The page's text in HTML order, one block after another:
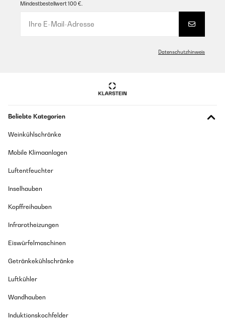
Mindestbestellwert 100 €.
Datenschutzhinweis
Beliebte Kategorien
Weinkühlschränke
Mobile Klimaanlagen
Luftentfeuchter
Inselhauben
Kopffreihauben
Infrarotheizungen
Eiswürfelmaschinen
Getränkekühlschränke
Luftkühler
Wandhauben
Induktionskochfelder